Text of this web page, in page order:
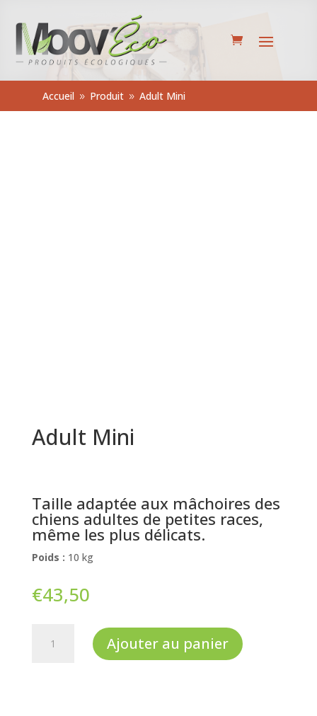
Accueil 9 Produit 9 Adult Mini
Adult Mini
Taille adaptée aux mâchoires des
chiens adultes de petites races,
même les plus délicats.
Poids : 10 kg
€43,50
Ajouter au panier